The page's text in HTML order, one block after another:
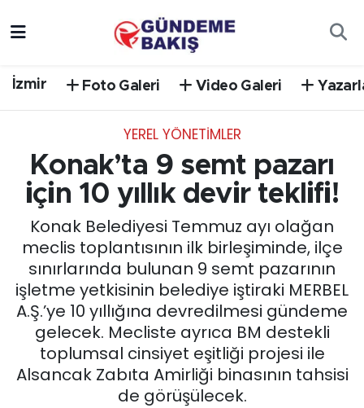
İzmir Foto Galeri Video Galeri
YEREL YÖNETİMLER
Konak’ta 9 semt pazarı
için 10 yıllık devir teklifi!
Konak Belediyesi Temmuz ayı olağan
meclis toplantısının ilk birleşiminde, ilçe
sınırlarında bulunan 9 semt pazarının
işletme yetkisinin belediye iştiraki MERBEL
A.Ş.’ye 10 yıllığına devredilmesi gündeme
gelecek. Mecliste ayrıca BM destekli
toplumsal cinsiyet eşitliği projesi ile
Alsancak Zabıta Amirliği binasının tahsisi
de görüşülecek.
EGE
EĞİTİM
EKONOMİ
English News
GÜNCEL
KÜLTÜR SANAT
Trafik Durumu
Süper Lig Puan Durumu ve Fikstür
Tüm Manşetler
Son Dakika Haberleri
Haber Arşivi